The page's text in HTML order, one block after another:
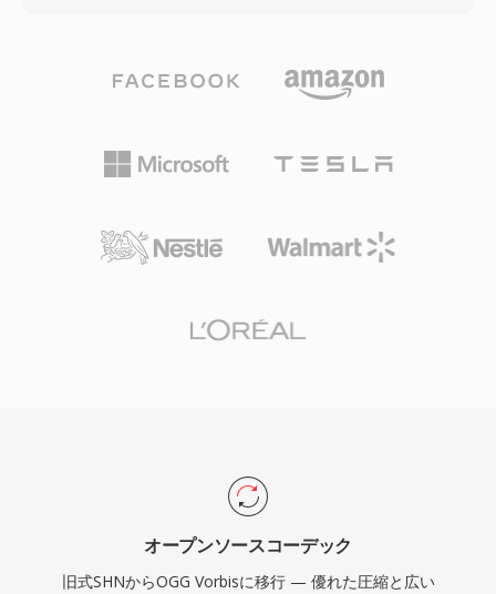
Shortenをより良い圧縮、シーキングサポート、
組み込みメタデータで超えましたが、SHNは歴
イブ音楽アーカイブが今も流通しています。
ています。形式は8 kHzから192 kHzのサンプル
ノ音声からサラウンドミックスまで網羅します。
際立った利点はライセンス料の完全な不在です
ーム、ハードウェアメーカーはロイヤリティの懸
グコーデックとして使用していました。この形式
Firefox、Chrome、Androidはすべてネイティブ
Vorbisデコーディングを提供しています。
オープンソースコーデック
旧式SHNからOGG Vorbisに移行 — 優れた圧縮と広い